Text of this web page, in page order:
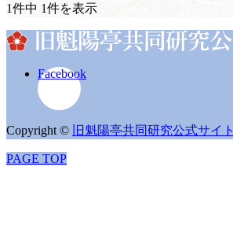
1件中 1件を表示
Facebook
Copyright © 旧魁陽亭共同研究公式サイト
PAGE TOP